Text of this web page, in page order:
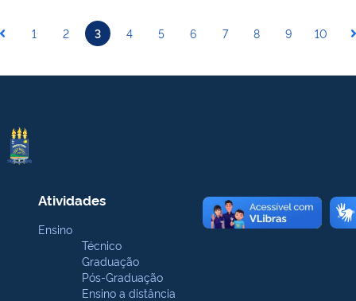
1 2 3 4 5 6 7 8 9 10
Atividades
Ensino
Técnico
Graduação
Pós-Graduação
Ensino a distância